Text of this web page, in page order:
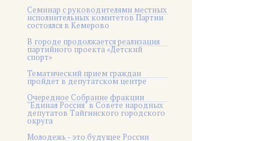
Семинар с руководителями местных
исполнительных комитетов Партии
состоялся в Кемерово
В городе продолжается реализация
партийного проекта «Детский
спорт»
Тематический прием граждан
пройдет в депутатском центре
Очередное Собрание фракции
"Единая Россия" в Совете народных
депутатов Тайгинского городского
округа
Молодежь - это будущее России